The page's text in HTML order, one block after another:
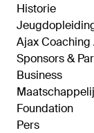
Historie
Ajax Coaching
Sponsors &
Business
Foundation
Pers